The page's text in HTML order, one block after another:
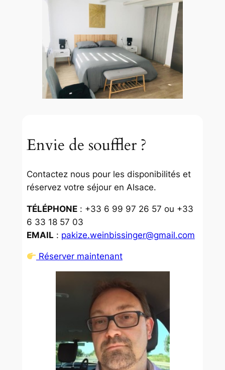
Envie de souffler ?
Contactez nous pour les disponibilités et
réservez votre séjour en Alsace.
TÉLÉPHONE: +33 6 99 97 26 57 ou +33
6 33 18 57 03
EMAIL : pakize.weinbissinger@gmail.com
Réserver maintenant